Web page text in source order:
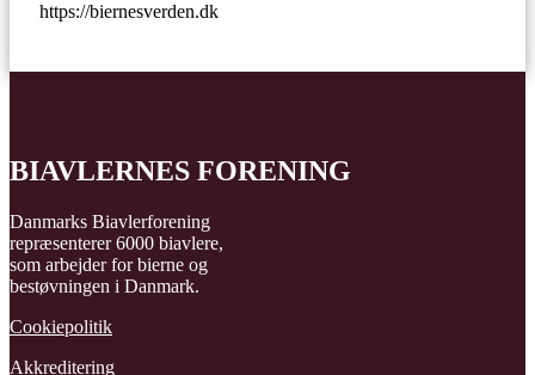
https://biernesverden.dk
BIAVLERNES FORENING
Danmarks Biavlerforening
repræsenterer 6000 biavlere,
som arbejder for bierne og
bestøvningen i Danmark.
Cookiepolitik
Akkreditering